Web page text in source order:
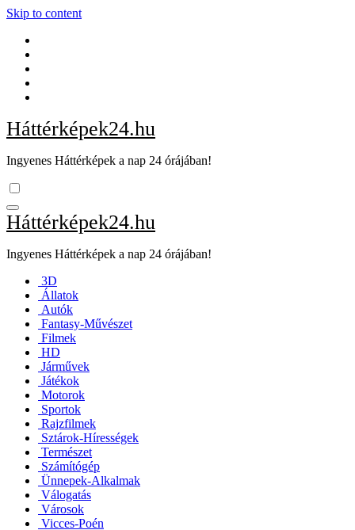
Skip to content
Háttérképek24.hu
Ingyenes Háttérképek a nap 24 órájában!
Háttérképek24.hu
Ingyenes Háttérképek a nap 24 órájában!
3D
Állatok
Autók
Fantasy-Művészet
Filmek
HD
Járművek
Játékok
Motorok
Sportok
Rajzfilmek
Sztárok-Hírességek
Természet
Számítógép
Ünnepek-Alkalmak
Válogatás
Városok
Vicces-Poén